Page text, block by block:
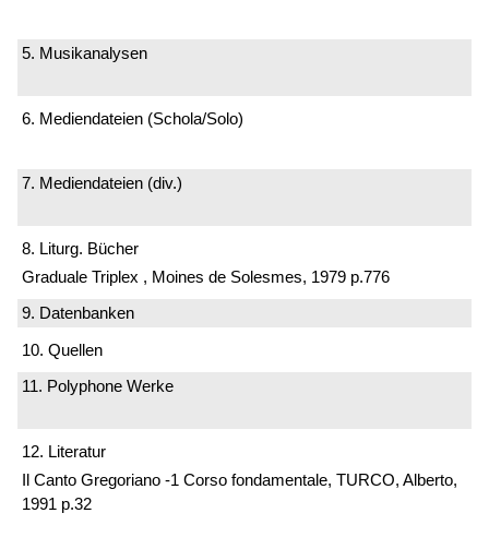
5. Musikanalysen
6. Mediendateien (Schola/Solo)
7. Mediendateien (div.)
8. Liturg. Bücher
Graduale Triplex , Moines de Solesmes, 1979 p.776
9. Datenbanken
10. Quellen
11. Polyphone Werke
12. Literatur
Il Canto Gregoriano -1 Corso fondamentale, TURCO, Alberto,
1991 p.32